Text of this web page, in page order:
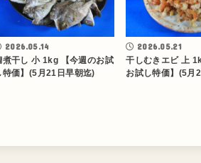
2026.05.14
煮干し 小 1kg 【今週のお試
特価】(5月21日早朝迄)
2026.05.21
干しむきエビ 上
お試し特価】(5月